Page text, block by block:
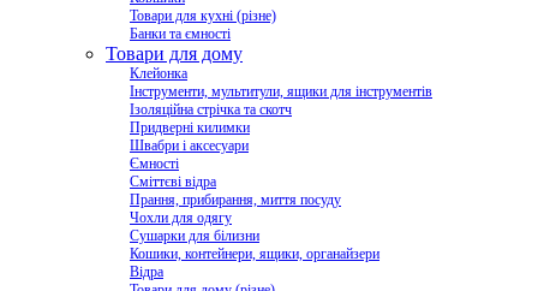
Товари для кухні (різне)
Банки та ємності
Товари для дому
Клейонка
Інструменти, мультитули, ящики для інструментів
Ізоляційна стрічка та скотч
Придверні килимки
Швабри і аксесуари
Ємності
Сміттєві відра
Прання, прибирання, миття посуду
Чохли для одягу
Сушарки для білизни
Кошики, контейнери, ящики, органайзери
Відра